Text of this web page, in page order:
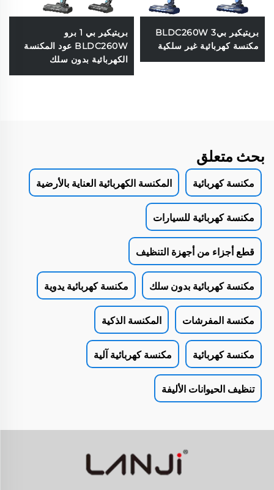
بريتيكير بي3 BLDC260W
مكنسة كهربائية غير سلكية
بريتيكير بي 1 برو
BLDC260W عود المكنسة
الكهربائية بدون سلك
بحث متعلق
مكنسة كهربائية المكنسة الكهربائية العناية بالأرضية
مكنسة كهربائية للسيارات
قطع أجزاء من أجهزة التنظيف
مكنسة كهربائية بدون سلك مكنسة كهربائية يدوية
مكنسة المفرشات المكنسة الذكية
مكنسة كهربائية مكنسة كهربائية آلية
تنظيف الحيوانات الأليفة